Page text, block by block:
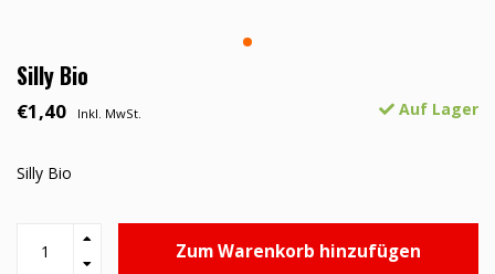
Silly Bio
€1,40 Inkl. MwSt. Auf Lager
Silly Bio
Zum Warenkorb hinzufügen